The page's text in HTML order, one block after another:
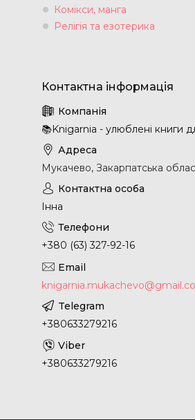
Комікси, манга
Релігія та езотерика
📚Knigarnia - улюблені книги
Мукачево, Закарпатська
Інна
+380 (63) 327-92-16
+380633279216
+380633279216